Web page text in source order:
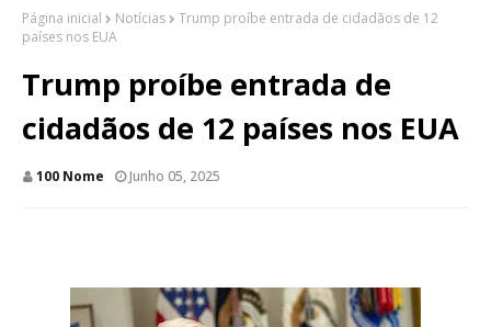
Página inicial Notícias
Trump proíbe entrada de cidadãos de 12
países nos EUA
Trump proíbe entrada de
cidadãos de 12 países nos EUA
100 Nome Junho 05, 2025